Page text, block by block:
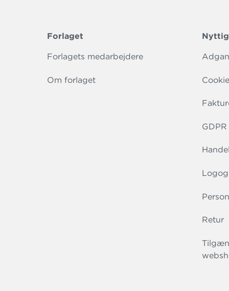
Forlaget
Forlagets medarbejdere
Om forlaget
Retur